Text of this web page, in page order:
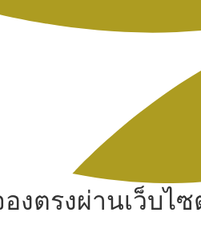
งตรงผ่านเว็บไ